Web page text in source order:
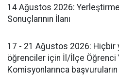
​14 Ağustos 2026:
Sonuçlarının İlanı
​17 - 21 Ağustos 2026: Hiçbir
öğrenciler için İl/İlçe Öğrenci
Komisyonlarınca başvuruların